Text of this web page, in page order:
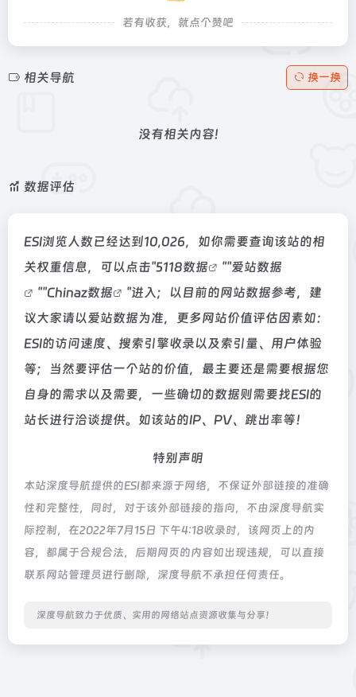
若有收获，就点个赞吧
相关导航 换一换
没有相关内容!
数据评估
ESI浏览人数已经达到10,026，如你需要查询该站的相
关权重信息，可以点击"5118数据 ""爱站数据
""Chinaz数据
"进入；以目前的网站数据参考，建
议大家请以爱站数据为准，更多网站价值评估因素如：
ESI的访问速度、搜索引擎收录以及索引量、用户体验
等；当然要评估一个站的价值，最主要还是需要根据您
自身的需求以及需要，一些确切的数据则需要找ESI的
站长进行洽谈提供。如该站的IP、PV、跳出率等！
特别声明
本站深度导航提供的ESI都来源于网络，不保证外部链接的准确
性和完整性，同时，对于该外部链接的指向，不由深度导航实
际控制，在2022年7月15日 下午4:18收录时，该网页上的内
容，都属于合规合法，后期网页的内容如出现违规，可以直接
联系网站管理员进行删除，深度导航不承担任何责任。
深度导航致力于优质、实用的网络站点资源收集与分享！